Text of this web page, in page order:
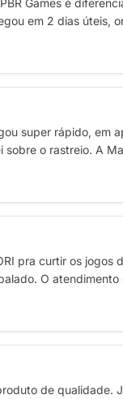
em 2 dias úteis,
super rápido, em
o rastreio. A
pra curtir os jogos
O
de qualidade.